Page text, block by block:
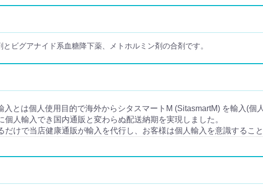
ビグアナイド系血糖降下薬、メトホルミン剤の合剤です。
とは個人使用目的で海外からシタスマートM (SitasmartM) を輸入(個
人輸入でき国内通販と変わらぬ配送納期を実現しました。
けで当店健康通販が輸入を代行し、お客様は個人輸入を意識するこ